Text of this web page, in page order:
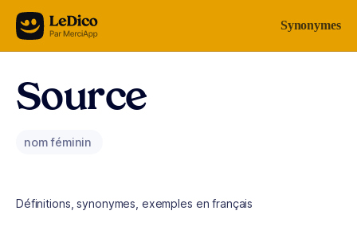
Aller au contenu Synonymes
Source
nom féminin
Définitions, synonymes, exemples en français